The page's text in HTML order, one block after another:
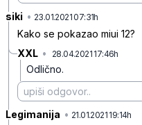
siki • 23.01.2021 07:31h
Kako se pokazao miui 12?
XXL • 28.04.2021 17:46h
Odlično.
Legimanija • 21.01.2021 19:14h